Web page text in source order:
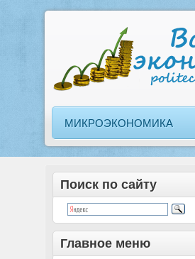
МИКРОЭКОНОМИКА
Поиск по сайту
Главное меню